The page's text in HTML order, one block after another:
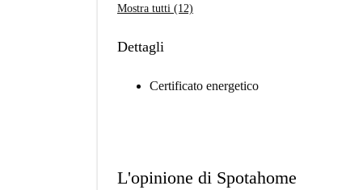
Mostra tutti (12)
Dettagli
Certificato energetico
L'opinione di Spotahome